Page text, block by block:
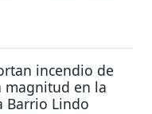
incendio de
magnitud en la
Barrio Lindo